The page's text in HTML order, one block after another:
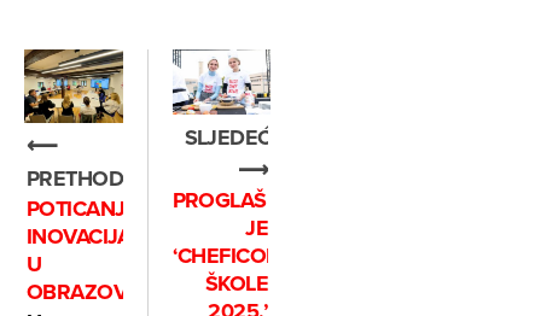
⟵
PRETHODNO
POTICANJE
INOVACIJA
U
OBRAZOVANJU
SLJEDEĆE
⟶
PROGLAŠENA
JE
‘CHEFICOM
ŠKOLE